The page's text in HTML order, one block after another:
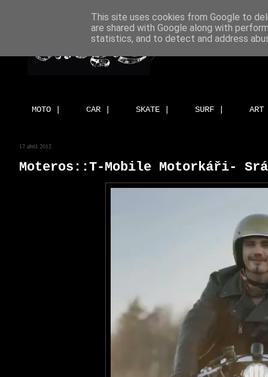
MOTO | CAR | SKATE | SURF |
17 abril 2012
Moteros::T-Mobile Motorkáři-
This site uses cookies from Google to
are shared with Google along with
statistics, and to detect and address